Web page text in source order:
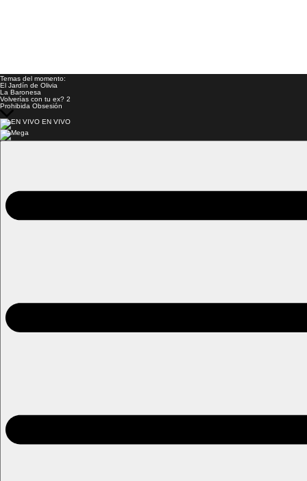
Temas del momento:
El Jardín de Olivia
La Baronesa
Volverías con tu ex? 2
Prohibida Obsesión
EN VIVO